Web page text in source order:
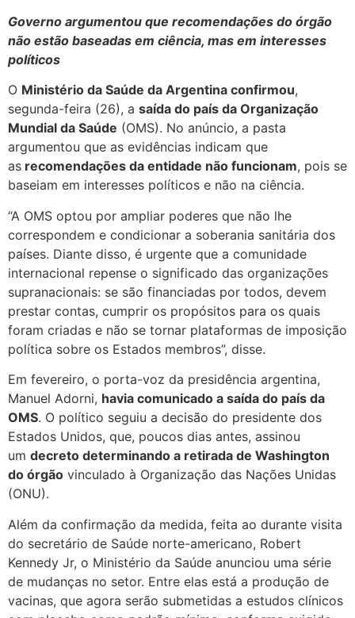
Governo argumentou que recomendações do órgão
não estão baseadas em ciência, mas em interesses
políticos
O Ministério da Saúde da Argentina confirmou,
segunda-feira (26), a saída do país da Organização
Mundial da Saúde (OMS). No anúncio, a pasta
argumentou que as evidências indicam que
as recomendações da entidade não funcionam, pois se
baseiam em interesses políticos e não na ciência.
“A OMS optou por ampliar poderes que não lhe
correspondem e condicionar a soberania sanitária dos
países. Diante disso, é urgente que a comunidade
internacional repense o significado das organizações
supranacionais: se são financiadas por todos, devem
prestar contas, cumprir os propósitos para os quais
foram criadas e não se tornar plataformas de imposição
política sobre os Estados membros”, disse.
Em fevereiro, o porta-voz da presidência argentina,
Manuel Adorni, havia comunicado a saída do país da
OMS. O político seguiu a decisão do presidente dos
Estados Unidos, que, poucos dias antes, assinou
um decreto determinando a retirada de Washington
do órgão vinculado à Organização das Nações Unidas
(ONU).
Além da confirmação da medida, feita ao durante visita
do secretário de Saúde norte-americano, Robert
Kennedy Jr, o Ministério da Saúde anunciou uma série
de mudanças no setor. Entre elas está a produção de
vacinas, que agora serão submetidas a estudos clínicos